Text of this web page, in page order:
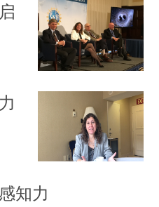
知力